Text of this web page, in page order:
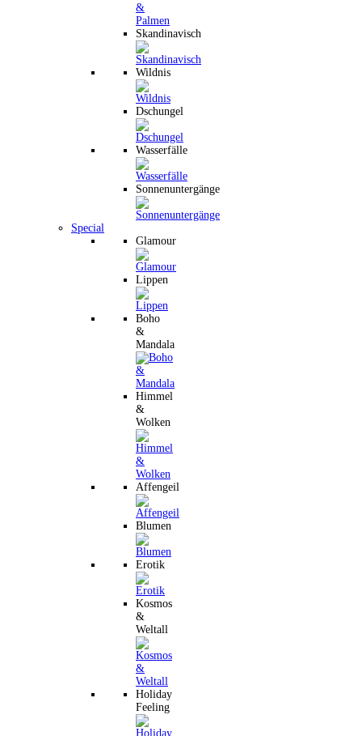
Skandinavisch
Wildnis
Dschungel
Wasserfälle
Sonnenuntergänge
Special
Glamour
Lippen
Boho
&
Mandala
Himmel
&
Wolken
Affengeil
Blumen
Erotik
Kosmos
&
Weltall
Holiday
Feeling